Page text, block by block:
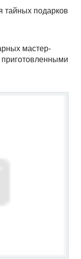
тайных подарков
мастер-